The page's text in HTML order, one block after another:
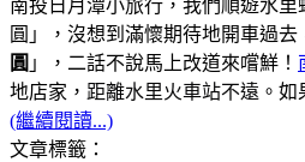
南投日月潭小旅行，我們順遊水
圓」，沒想到滿懷期待地開車過
圓 」，二話不說馬上改道來嚐鮮！
地店家， 距離水里火車站不遠 。
(繼續閱讀...)
文章標籤：